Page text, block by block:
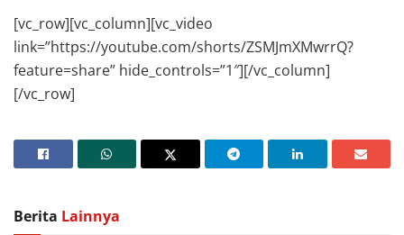
[vc_row][vc_column][vc_video
link=”https://youtube.com/shorts/ZSMJmXMwrrQ?
feature=share” hide_controls=”1″][/vc_column]
[/vc_row]
Berita Lainnya